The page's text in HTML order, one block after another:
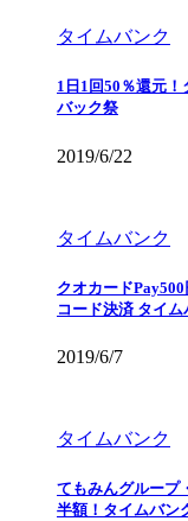
タイムバンク
1日1回50％還元
バック祭
2019/6/22
タイムバンク
クオカード
コード決済 タイム
2019/6/7
タイムバンク
てもみんグループ
半額！タイムバン